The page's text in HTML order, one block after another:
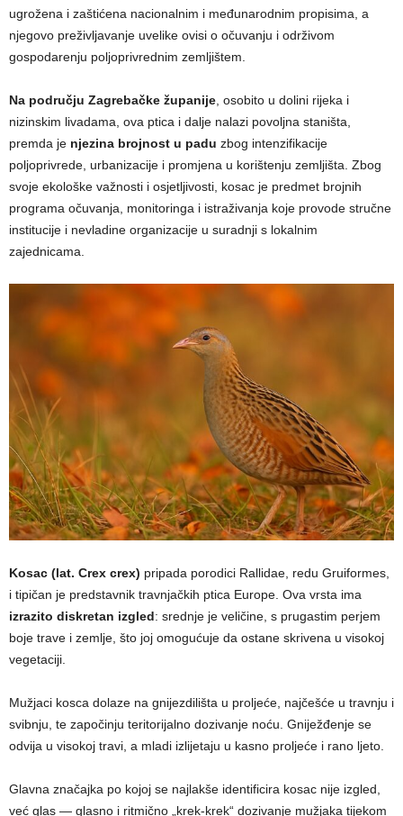
ugrožena i zaštićena nacionalnim i međunarodnim propisima, a
njegovo preživljavanje uvelike ovisi o očuvanju i održivom
gospodarenju poljoprivrednim zemljištem.
Na području Zagrebačke županije , osobito u dolini rijeka i
nizinskim livadama, ova ptica i dalje nalazi povoljna staništa,
premda je njezina brojnost u padu zbog intenzifikacije
poljoprivrede, urbanizacije i promjena u korištenju zemljišta. Zbog
svoje ekološke važnosti i osjetljivosti, kosac je predmet brojnih
programa očuvanja, monitoringa i istraživanja koje provode stručne
institucije i nevladine organizacije u suradnji s lokalnim
zajednicama.
Kosac (lat. Crex crex) pripada porodici Rallidae, redu Gruiformes,
i tipičan je predstavnik travnjačkih ptica Europe. Ova vrsta ima
izrazito diskretan izgled: srednje je veličine, s prugastim perjem
boje trave i zemlje, što joj omogućuje da ostane skrivena u visokoj
vegetaciji.
Mužjaci kosca dolaze na gnijezdilišta u proljeće, najčešće u travnju i
svibnju, te započinju teritorijalno dozivanje noću. Gniježđenje se
odvija u visokoj travi, a mladi izlijetaju u kasno proljeće i rano ljeto.
Glavna značajka po kojoj se najlakše identificira kosac nije izgled,
već glas — glasno i ritmično „krek-krek“ dozivanje mužjaka tijekom